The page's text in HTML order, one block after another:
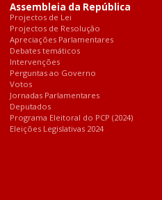
Assembleia da República
Projectos de Lei
Projectos de Resolução
Apreciações Parlamentares
Debates temáticos
Intervenções
Perguntas ao Governo
Votos
Jornadas Parlamentares
Deputados
Programa Eleitoral do PCP (2024)
Eleições Legislativas 2024